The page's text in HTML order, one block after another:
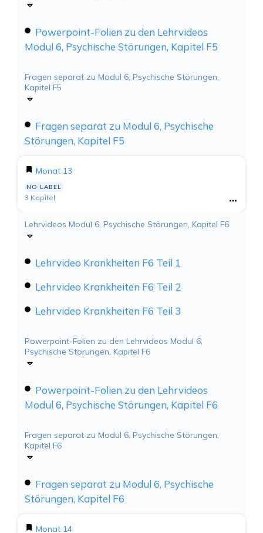
Powerpoint-Folien zu den Lehrvideos
Modul 6, Psychische Störungen, Kapitel F5
Fragen separat zu Modul 6, Psychische Störungen,
Kapitel F5
Fragen separat zu Modul 6, Psychische
Störungen, Kapitel F5
Monat 13
NO LABEL
3 Kapitel
Lehrvideos Modul 6, Psychische Störungen, Kapitel F6
Lehrvideo Krankheiten F6 Teil 1
Lehrvideo Krankheiten F6 Teil 2
Lehrvideo Krankheiten F6 Teil 3
Powerpoint-Folien zu den Lehrvideos Modul 6,
Psychische Störungen, Kapitel F6
Powerpoint-Folien zu den Lehrvideos
Modul 6, Psychische Störungen, Kapitel F6
Fragen separat zu Modul 6, Psychische Störungen,
Kapitel F6
Fragen separat zu Modul 6, Psychische
Störungen, Kapitel F6
Monat 14